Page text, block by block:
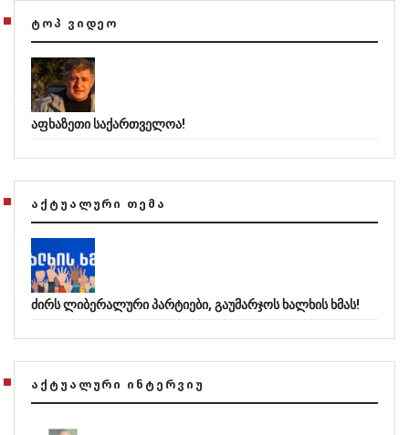
ᲢᲝᲞ ᲕᲘᲓᲔᲝ
აფხაზეთი საქართველოა!
ᲐᲥᲢᲣᲐᲚᲣᲠᲘ ᲗᲔᲛᲐ
ძირს ლიბერალური პარტიები, გაუმარჯოს ხალხის ხმას!
ᲐᲥᲢᲣᲐᲚᲣᲠᲘ ᲘᲜᲢᲔᲠᲕᲘᲣ